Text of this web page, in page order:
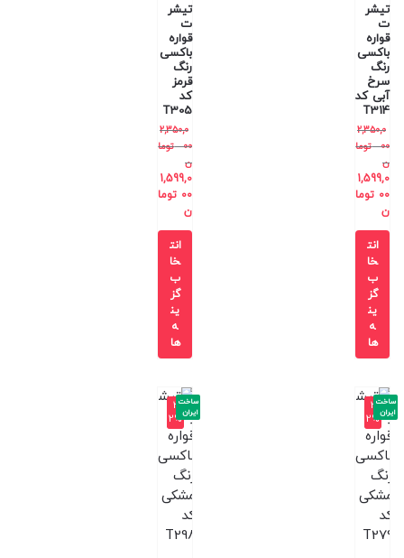
تیشر
ت
قواره
باکسی
رنگ
سرخ
آبی کد
T314
2,350,0
00
توما
ن
1,599,0
00 توما
ن
انت
خا
ب
گز
ین
ه
ها
تیشر
ت
قواره
باکسی
رنگ
قرمز
کد
T305
2,350,0
00
توما
ن
1,599,0
00 توما
ن
انت
خا
ب
گز
ین
ه
ها
-3
2%
ساخت
ایران
-3
2%
ساخت
ایران